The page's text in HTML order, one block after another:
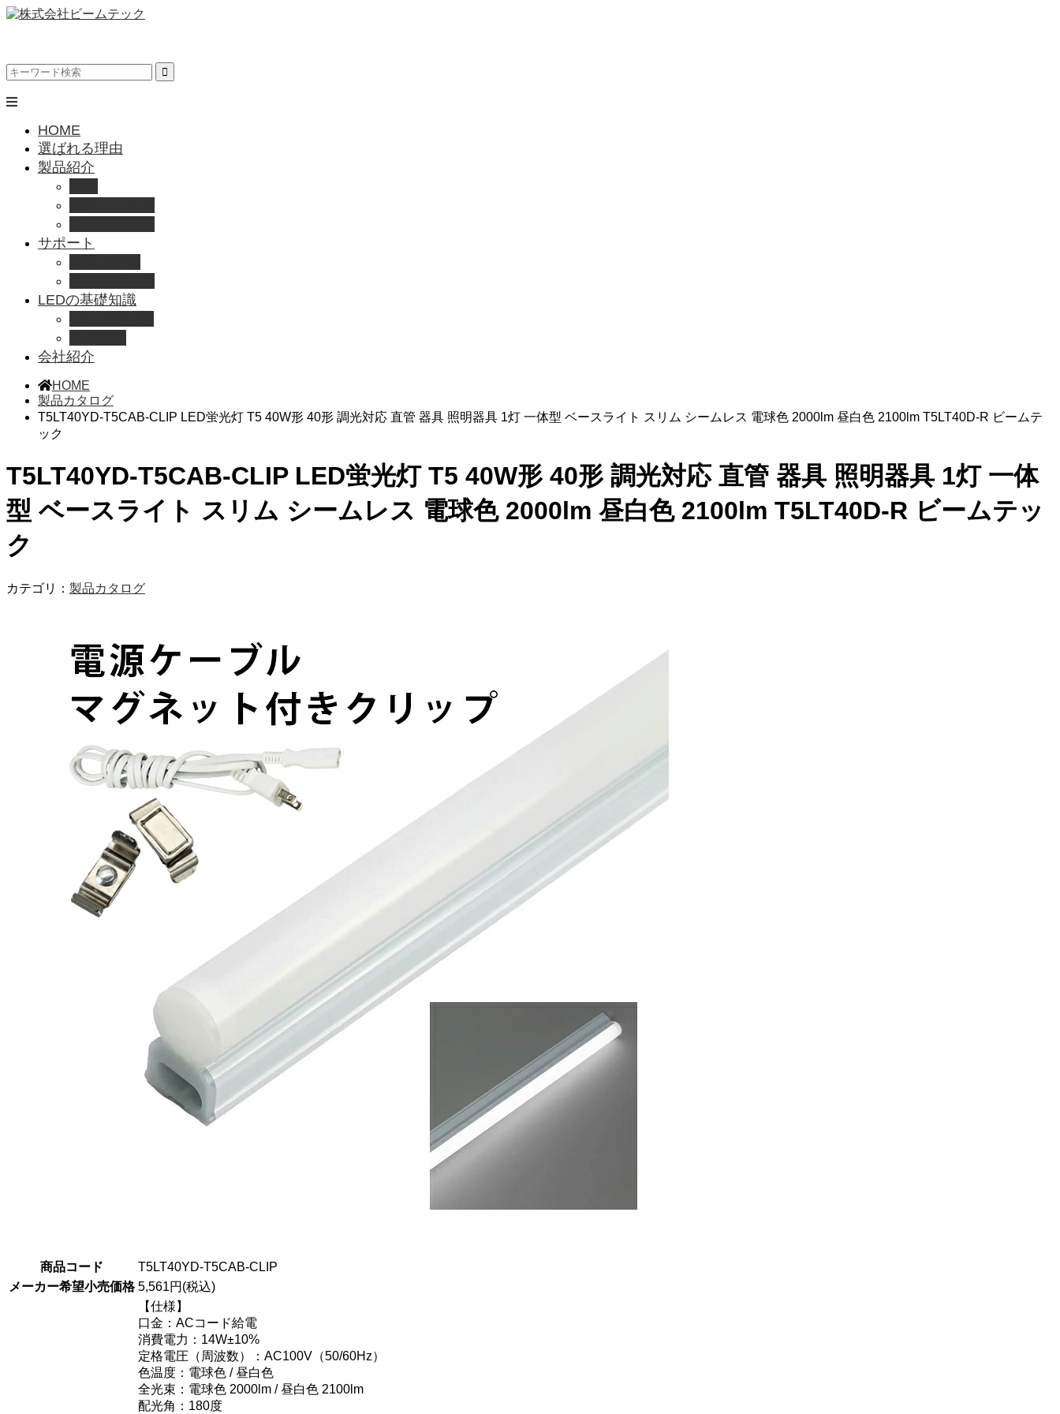
HOME
選ばれる理由
製品紹介
サポート
LEDの基礎知識
会社紹介
HOME
製品カタログ
T5LT40YD-T5CAB-CLIP LED蛍光灯 T5 40W形 40形 調光対応 直管 器具 照明器具 1灯 一体型 ベースライト スリム シームレス 電球色 2000lm 昼白色 2100lm T5LT40D-R ビームテ
ック
T5LT40YD-T5CAB-CLIP LED蛍光灯 T5 40W形 40形 調光対応 直管 器具 照明器具 1灯 一体
型 ベースライト スリム シームレス 電球色 2000lm 昼白色 2100lm T5LT40D-R ビームテッ
ク
カテゴリ： 製品カタログ
商品コード
T5LT40YD-T5CAB-CLIP
メーカー希望小売価格 5,561円(税込)
【仕様】
口金：ACコード給電
消費電力：14W±10%
定格電圧（周波数）：AC100V（50/60Hz）
色温度：電球色 / 昼白色
全光束：電球色 2000lm / 昼白色 2100lm
配光角：180度